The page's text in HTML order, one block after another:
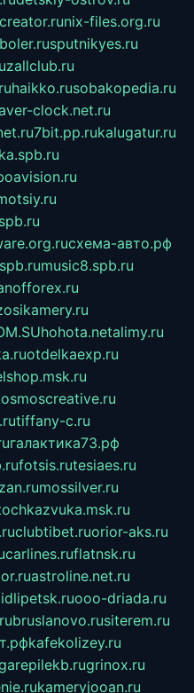
nix-files.org.ru
sputnikyes.ru
zallclub.ru
haikko.rusobakopedia.ru
clock.net.ru
7bit.pp.rukalugatur.ru
схема-авто.рф
music8.spb.ru
hohota.netalimy.ru
otdelkaexp.ru
tiffany-c.ru
галактика73.рф
fotsis.rutesiaes.ru
mossilver.ru
clubtibet.ruorior-aks.ru
carlines.ruflatnsk.ru
astroline.net.ru
ooo-driada.ru
bruslanovo.rusiterem.ru
kafekolizey.ru
grinox.ru
kameryjooan.ru